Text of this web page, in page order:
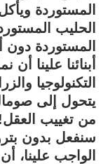
المستوردة
الحليب
المستوردة دون
أبنائنا علينا
التكنولوجيا
يتحول إلى
من تغييب
سنفعل بدون
الواجب